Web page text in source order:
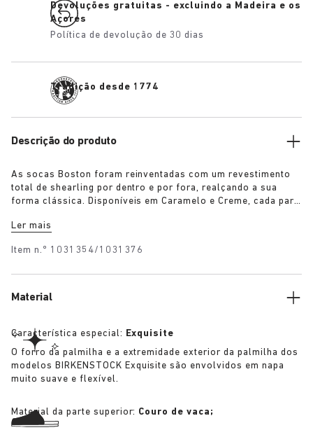
Devoluções gratuitas - excluindo a Madeira e os
Açores
Política de devolução de 30 dias
Tradição desde 1774
Descrição do produto
As socas Boston foram reinventadas com um revestimento
total de shearling por dentro e por fora, realçando a sua
forma clássica. Disponíveis em Caramelo e Creme, cada par
palmilha exclusiva BIRKENSTOCK e forradas com o mesmo
camurça para combinar com a parte superior, estas socas
Ler mais
Item n.º 1031354/1031376
Material
Característica especial: Exquisite
O forro da palmilha e a extremidade exterior da palmilha dos
modelos BIRKENSTOCK Exquisite são envolvidos em napa
muito suave e flexível.
Material da parte superior: Couro de vaca;